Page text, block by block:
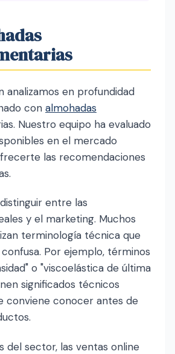
analizamos en profundidad
con almohadas
Nuestro equipo ha evaluado
en el mercado
las recomendaciones
entre las
y el marketing. Muchos
terminología técnica que
Por ejemplo, términos
o "viscoelástica de última
significados técnicos
conviene conocer antes de
del sector, las ventas online